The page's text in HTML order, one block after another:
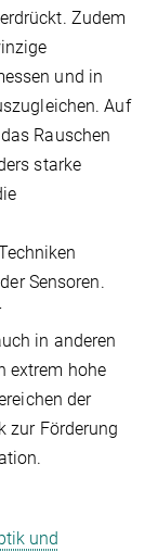
Zudem
und in
Auf
Rauschen
starke
Sensoren.
in anderen
extrem hohe
der
zur Förderung
und